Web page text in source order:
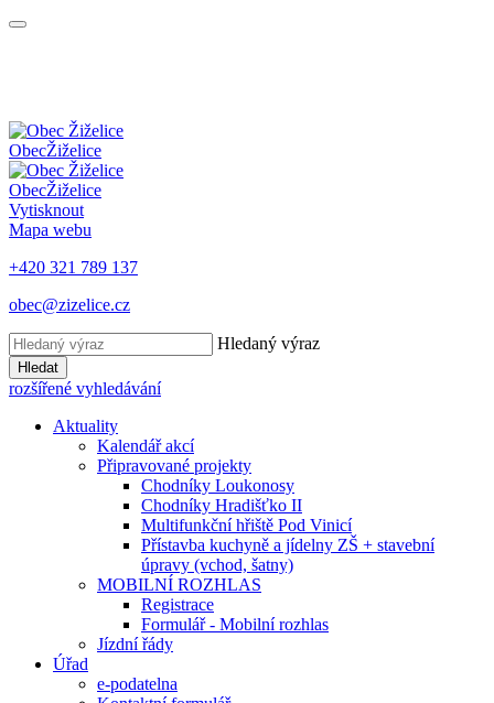
ObecŽiželice
ObecŽiželice
Vytisknout
Mapa webu
+420 321 789 137
obec@zizelice.cz
Hledaný výraz
Hledat
rozšířené vyhledávání
Aktuality
Kalendář akcí
Připravované projekty
Chodníky Loukonosy
Chodníky Hradišťko II
Multifunkční hřiště Pod Vinicí
Přístavba kuchyně a jídelny ZŠ + stavební
úpravy (vchod, šatny)
MOBILNÍ ROZHLAS
Registrace
Formulář - Mobilní rozhlas
Jízdní řády
Úřad
e-podatelna